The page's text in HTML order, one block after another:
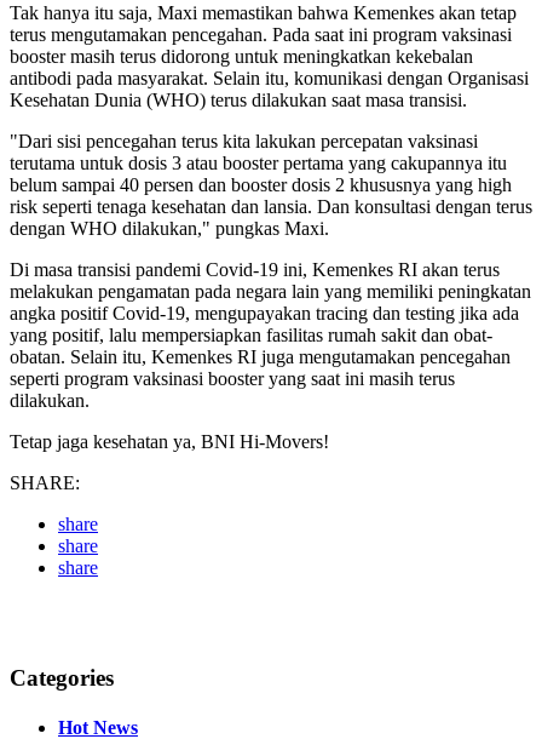
Tak hanya itu saja, Maxi memastikan bahwa Kemenkes akan tetap
terus mengutamakan pencegahan. Pada saat ini program vaksinasi
booster masih terus didorong untuk meningkatkan kekebalan
antibodi pada masyarakat. Selain itu, komunikasi dengan Organisasi
Kesehatan Dunia (WHO) terus dilakukan saat masa transisi.
"Dari sisi pencegahan terus kita lakukan percepatan vaksinasi
terutama untuk dosis 3 atau booster pertama yang cakupannya itu
belum sampai 40 persen dan booster dosis 2 khususnya yang high
risk seperti tenaga kesehatan dan lansia. Dan konsultasi dengan terus
dengan WHO dilakukan," pungkas Maxi.
Di masa transisi pandemi Covid-19 ini, Kemenkes RI akan terus
melakukan pengamatan pada negara lain yang memiliki peningkatan
angka positif Covid-19, mengupayakan tracing dan testing jika ada
yang positif, lalu mempersiapkan fasilitas rumah sakit dan obat-
obatan. Selain itu, Kemenkes RI juga mengutamakan pencegahan
seperti program vaksinasi booster yang saat ini masih terus
dilakukan.
Tetap jaga kesehatan ya, BNI Hi-Movers!
SHARE:
share
share
share
Categories
Hot News